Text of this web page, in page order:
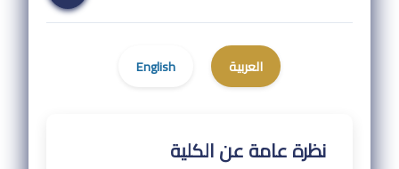
العربية English
نظرة عامة عن الكلية